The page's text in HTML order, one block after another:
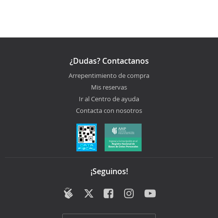
¿Dudas? Contactanos
Arrepentimiento de compra
Mis reservas
Ir al Centro de ayuda
Contacta con nosotros
¡Seguinos!